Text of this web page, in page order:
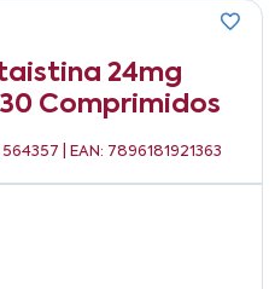
24mg
Comprimidos
| EAN: 7896181921363